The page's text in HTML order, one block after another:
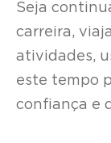
Seja
carreira,
atividades,
este tempo
confiança e